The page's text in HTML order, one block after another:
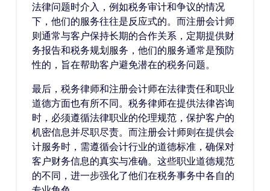
法律问题时介入，例如税务审计和争议的情况
下，他们的服务往往是反应式的。而注册会计师
则通常与客户保持长期的合作关系，定期提供财
务报告和税务规划服务，他们的服务通常是预防
性的，旨在帮助客户避免潜在的税务问题。
最后，税务律师和注册会计师在法律责任和职业
道德方面也有所不同。税务律师在提供法律咨询
时，必须遵循法律职业的伦理规范，保护客户的
机密信息并尽职尽责。而注册会计师则在提供会
计服务时，需遵循会计行业的道德标准，确保对
客户财务信息的真实与准确。这些职业道德规范
的不同，进一步强化了他们在税务事务中各自的